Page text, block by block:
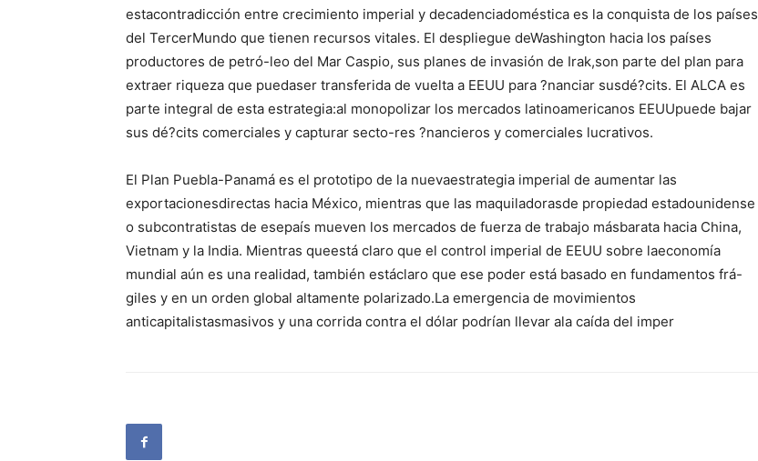
estacontradicción entre crecimiento imperial y decadenciadoméstica es la conquista de los países
del TercerMundo que tienen recursos vitales. El despliegue deWashington hacia los países
productores de petró-leo del Mar Caspio, sus planes de invasión de Irak,son parte del plan para
extraer riqueza que puedaser transferida de vuelta a EEUU para ?nanciar susdé?cits. El ALCA es
parte integral de esta estrategia:al monopolizar los mercados latinoamericanos EEUUpuede bajar
sus dé?cits comerciales y capturar secto-res ?nancieros y comerciales lucrativos.
El Plan Puebla-Panamá es el prototipo de la nuevaestrategia imperial de aumentar las
exportacionesdirectas hacia México, mientras que las maquiladorasde propiedad estadounidense
o subcontratistas de esepaís mueven los mercados de fuerza de trabajo másbarata hacia China,
Vietnam y la India. Mientras queestá claro que el control imperial de EEUU sobre laeconomía
mundial aún es una realidad, también estáclaro que ese poder está basado en fundamentos frá-
giles y en un orden global altamente polarizado.La emergencia de movimientos
anticapitalistasmasivos y una corrida contra el dólar podrían llevar ala caída del imper